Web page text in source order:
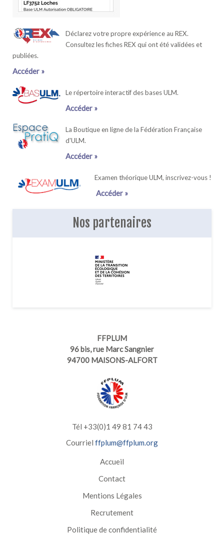
Déclarez votre propre expérience au REX.
Consultez les fiches REX qui ont été validées et
publiées.
Accéder »
Le répertoire interactif des bases ULM.
Accéder »
La Boutique en ligne de la Fédération Française
d'ULM.
Accéder »
Examen théorique ULM, inscrivez-vous !
Accéder »
Nos partenaires
FFPLUM
96 bis, rue Marc Sangnier
94700 MAISONS-ALFORT
Tél +33(0)1 49 81 74 43
Courriel ffplum@ffplum.org
Accueil
Contact
Mentions Légales
Recrutement
Politique de confidentialité